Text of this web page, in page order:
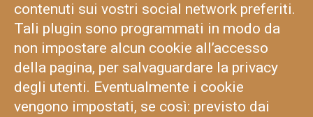
contenuti sui vostri social network preferiti.
Tali plugin sono programmati in modo da
non impostare alcun cookie all’accesso
della pagina, per salvaguardare la privacy
degli utenti. Eventualmente i cookie
vengono impostati, se così: previsto dai